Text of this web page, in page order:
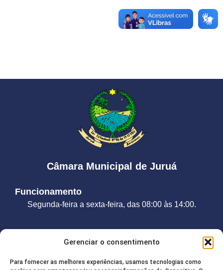
Gerenciar o consentimento
Para fornecer as melhores experiências, usamos tecnologias como
Câmara Municipal de Juruá
Funcionamento
Segunda-feira a sexta-feira, das 08:00 às 14:00.
E-mail:camarajurua@gmail.com